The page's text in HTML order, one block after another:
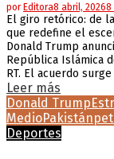
porEditora8 abril, 20268
El giro retórico: de
que redefine el
Donald Trump
República Islámica
RT. El acuerdo
Leer más
Donald Trump
MedioPakistán
Deportes